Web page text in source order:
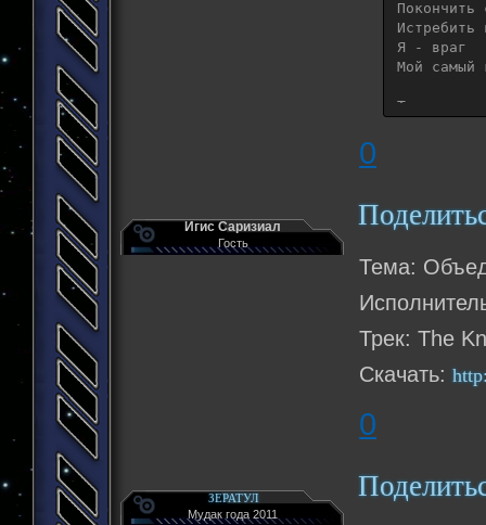
Покончить
Истребить
Я - враг
Мой самый
Ты
0
Игис Саризиал
Гость
Тема:
Трек: The
Скачать:
0
ЗЕРАТУЛ
Мудак года 2011